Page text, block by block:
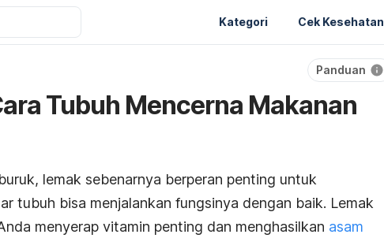
Kategori Cek Kesehatan
Panduan
Tubuh Mencerna Makanan
lemak sebenarnya berperan penting untuk
tubuh bisa menjalankan fungsinya dengan baik. Lemak
menyerap vitamin penting dan menghasilkan asam